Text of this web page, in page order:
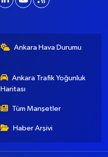
Ankara Hava Durumu
Ankara Trafik Yoğunluk
Haritası
Tüm Manşetler
Haber Arşivi